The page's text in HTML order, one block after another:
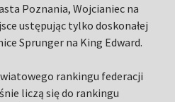
Poznania, Wojcianiec na
ustępując tylko doskonałej
Sprunger na King Edward.
rankingu federacji
liczą się do rankingu